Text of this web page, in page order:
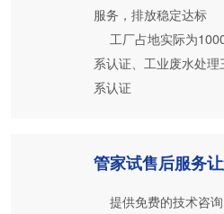
服务，排放稳定达标
工厂占地实际为
系认证、工业废水处
系认证
管家试售后服务
提供免费的技术咨